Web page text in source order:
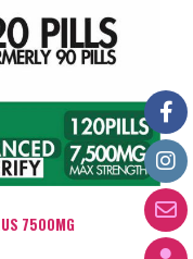
7500MG